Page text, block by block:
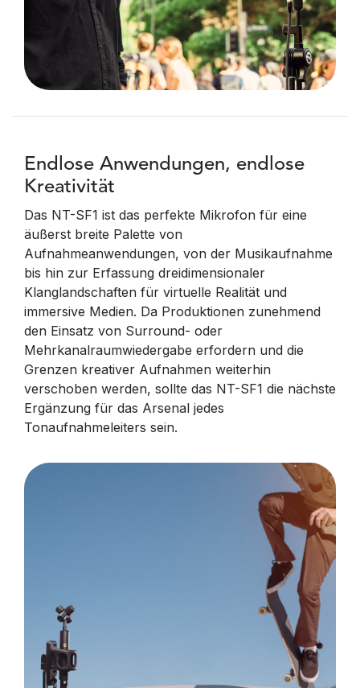
Endlose Anwendungen, endlose
Kreativität
Das NT-SF1 ist das perfekte Mikrofon für eine
äußerst breite Palette von
Aufnahmeanwendungen, von der Musikaufnahme
bis hin zur Erfassung dreidimensionaler
Klanglandschaften für virtuelle Realität und
immersive Medien. Da Produktionen zunehmend
den Einsatz von Surround- oder
Mehrkanalraumwiedergabe erfordern und die
Grenzen kreativer Aufnahmen weiterhin
verschoben werden, sollte das NT-SF1 die nächste
Ergänzung für das Arsenal jedes
Tonaufnahmeleiters sein.